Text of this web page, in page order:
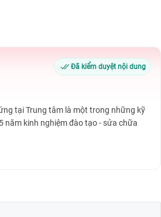
Đã kiểm duyệt nội dung
tại Trung tâm là một trong những kỹ
năm kinh nghiệm đào tạo - sửa chữa